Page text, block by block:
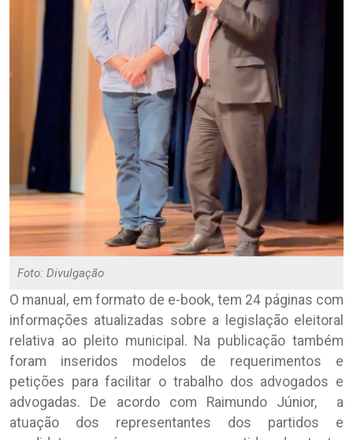
Foto: Divulgação
O manual, em formato de e-book, tem 24 páginas com
informações atualizadas sobre a legislação eleitoral
relativa ao pleito municipal. Na publicação também
foram inseridos modelos de requerimentos e
petições para facilitar o trabalho dos advogados e
advogadas. De acordo com Raimundo Júnior, a
atuação dos representantes dos partidos e